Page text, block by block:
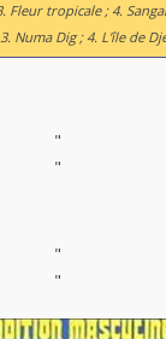
Fleur tropicale ; 4.
Numa Dig ; 4. L'île de
"
"
"
"